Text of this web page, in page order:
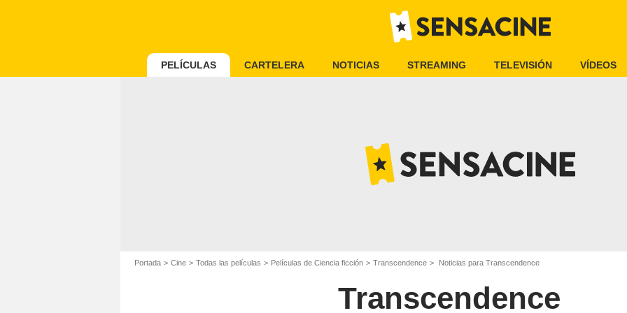
PELÍCULAS CARTELERA NOTICIAS STREAMING TELEVISIÓN VÍDEOS
Portada Cine Todas las películas Películas de Ciencia ficción Transcendence Noticias para Transcendence
Transcendence